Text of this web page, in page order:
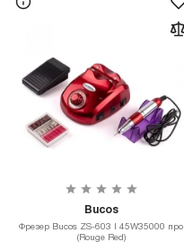
Bucos
Фрезер Bucos ZS-603 l 45W35000 про
(Rouge Red)